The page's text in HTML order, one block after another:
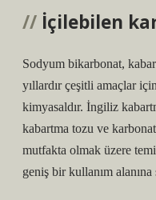
İçilebilen
Sodyum bikarbonat,
yıllardır çeşitli amaçlar
kimyasaldır. İngiliz
kabartma tozu ve
mutfakta olmak üzere
geniş bir kullanım alanına